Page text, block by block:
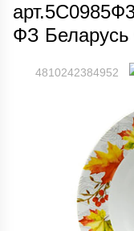
ФЗ
4810242384952